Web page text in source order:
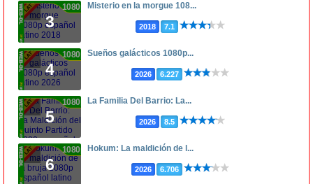
3
1080p Misterio en la morgue 108...
2018 7.1
4
1080p Sueños galácticos 1080p...
2026 6.227
5
1080p La Familia Del Barrio: La...
2026 8.5
6
1080p Hokum: La maldición de l...
2026 6.706